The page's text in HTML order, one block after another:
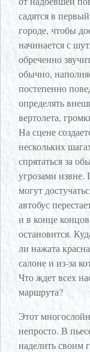
садятся в
городе, чтобы
начинается с
обреченно
обычно,
постепенно
определять
вертолета,
На сцене
нескольких
спрятаться за
угрозами
могут
автобус
и в конце
остановится.
ли нажата
салоне и из-за
Что ждет всех
маршрута?
Этот
непросто. В
наделить своим